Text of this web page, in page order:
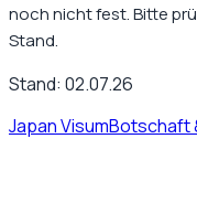
noch nicht fest. Bitte
Stand.
Stand: 02.07.26
Japan VisumBotschaft